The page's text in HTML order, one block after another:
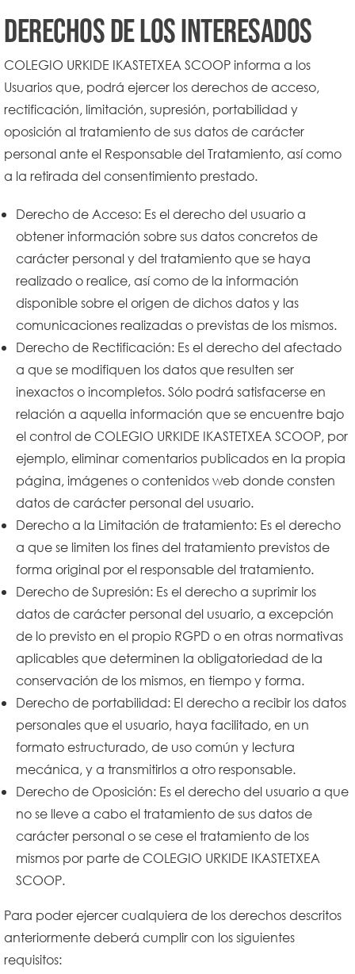
Derechos de los interesados
COLEGIO URKIDE IKASTETXEA SCOOP informa a los
Usuarios que, podrá ejercer los derechos de acceso,
rectificación, limitación, supresión, portabilidad y
oposición al tratamiento de sus datos de carácter
personal ante el Responsable del Tratamiento, así como
a la retirada del consentimiento prestado.
Derecho de Acceso: Es el derecho del usuario a
obtener información sobre sus datos concretos de
carácter personal y del tratamiento que se haya
realizado o realice, así como de la información
disponible sobre el origen de dichos datos y las
comunicaciones realizadas o previstas de los mismos.
Derecho de Rectificación: Es el derecho del afectado
a que se modifiquen los datos que resulten ser
inexactos o incompletos. Sólo podrá satisfacerse en
relación a aquella información que se encuentre bajo
el control de COLEGIO URKIDE IKASTETXEA SCOOP, por
ejemplo, eliminar comentarios publicados en la propia
página, imágenes o contenidos web donde consten
datos de carácter personal del usuario.
Derecho a la Limitación de tratamiento: Es el derecho
a que se limiten los fines del tratamiento previstos de
forma original por el responsable del tratamiento.
Derecho de Supresión: Es el derecho a suprimir los
datos de carácter personal del usuario, a excepción
de lo previsto en el propio RGPD o en otras normativas
aplicables que determinen la obligatoriedad de la
conservación de los mismos, en tiempo y forma.
Derecho de portabilidad: El derecho a recibir los datos
personales que el usuario, haya facilitado, en un
formato estructurado, de uso común y lectura
mecánica, y a transmitirlos a otro responsable.
Derecho de Oposición: Es el derecho del usuario a que
no se lleve a cabo el tratamiento de sus datos de
carácter personal o se cese el tratamiento de los
mismos por parte de COLEGIO URKIDE IKASTETXEA
SCOOP.
Para poder ejercer cualquiera de los derechos descritos
anteriormente deberá cumplir con los siguientes
requisitos: